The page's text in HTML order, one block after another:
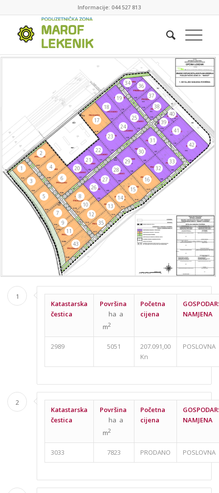
Informacije: 044 527 813
1
2
3
4
5
6
7
8
9
10
11
12
13
14
15
16
17
18
19
20
21
22
23
24
25
26
27
28
29
30
31
32
33
34
35
36
37
38
39
40
41
42
43
1
Katastarska
čestica
Površina
ha a
m2
Početna
cijena
NAMJENA
2989 5051
207.091,00
Kn
POSLOVNA
2
Katastarska
čestica
Površina
ha a
m2
Početna
cijena
NAMJENA
3033 7823 PRODANO POSLOVNA